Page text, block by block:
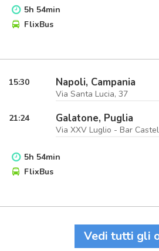
5h 54min
FlixBus
15:30 Napoli, Campania
Via Santa Lucia, 37
21:24 Galatone, Puglia
Via XXV Luglio - Bar
5h 54min
FlixBus
Vedi tutti gli